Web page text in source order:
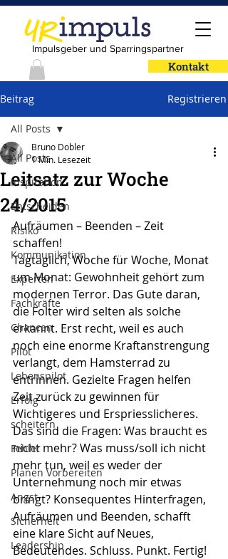
Impulsgeber und Sparringspartner
Kontakt
Beitrag Registrieren
All Posts
Inspiration
Entscheiden
Risiko
Kommunikation
Experten
Fachkräfte
Chancen
Pilot
Lebenspilot
Erfolg
scheitern
Fehler
Planen Vorbereiten
Angst
Sicherheit
Leadership
All Posts
Leitsatz zur Woche
24/2015
Bruno Dobler
1 Min. Lesezeit
Aufräumen – Beenden – Zeit
schaffen!
Tagtäglich, Woche für Woche, Monat
um Monat: Gewohnheit gehört zum
modernen Terror. Das Gute daran,
die Folter wird selten als solche
erkannt. Erst recht, weil es auch
noch eine enorme Kraftanstrengung
verlangt, dem Hamsterrad zu
entrinnen. Gezielte Fragen helfen
Zeit zurück zu gewinnen für
Wichtigeres und Erspriesslicheres.
Das sind die Fragen: Was braucht es
nicht mehr? Was muss/soll ich nicht
mehr tun, weil es weder der
Unternehmung noch mir etwas
bringt? Konsequentes Hinterfragen,
Aufräumen und Beenden, schafft
eine klare Sicht auf Neues,
Bedeutendes. Schluss. Punkt. Fertig!